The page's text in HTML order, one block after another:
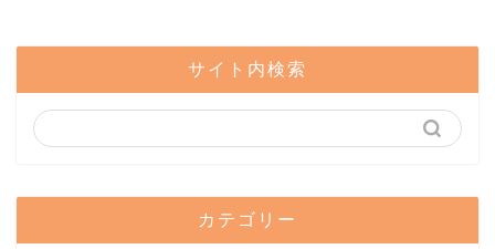
サイト内検索
カテゴリー